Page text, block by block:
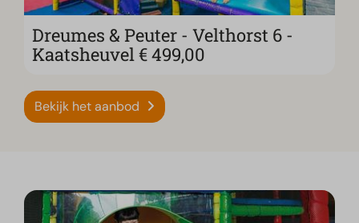
Dreumes & Peuter - Velthorst 6 -
Kaatsheuvel € 499,00
Bekijk het aanbod